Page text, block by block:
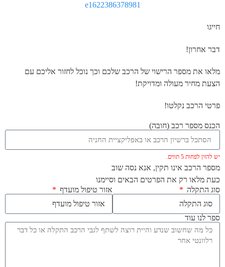
חייגו
דבר אחרון!
מלאו את מספר הרישוי של הרכב שלכם וכך נוכל לחזור אליכם עם
הצעת מחיר מעולה ומדויקת!
פרטי הרכב נקלטו!
הכנס מספר רכב (חובה)
יש להזין לפחות 5 תווים.
מספר הרכב אינו תקין, אנא נסה שוב
כעת מלאו רק את הפרטים הבאים וסיימנו
סוג התקלה
אזור טיפול מועדף
ספר לנו עוד